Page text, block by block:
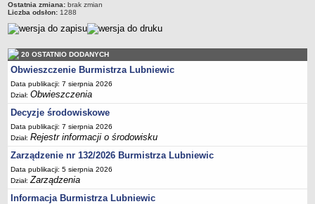
Interpelacje radnych wraz z odpowiedziami
Zapytania radnych wraz z odpowiedziami
JEDNOSTKI ORGANIZACYJNE
Biblioteka - Centrum Kultury
Zespół Szkolno-Przedszkolny
Miejsko-Gminny Ośrodek Pomocy Społecznej
Zakład Gospodarki Komunalnej
Środowiskowy Dom Samopomocy
Budżet Gminy
Majątek Gminy
Ostatnia zmiana: brak zmian
Liczba odsłon: 1288
20 OSTATNIO DODANYCH
Obwieszczenie Burmistrza Lubniewic
Data publikacji: 7 sierpnia 2026
Dział:Obwieszczenia
Decyzje środowiskowe
Data publikacji: 7 sierpnia 2026
Dział:Rejestr informacji o środowisku
Zarządzenie nr 132/2026 Burmistrza Lubniewic
Data publikacji: 5 sierpnia 2026
Dział:Zarządzenia
Informacja Burmistrza Lubniewic